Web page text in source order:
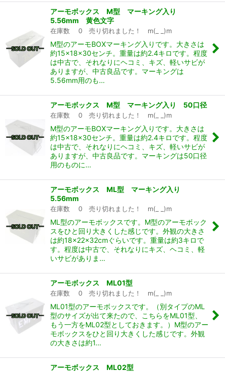
アーモボックス M型 マーキング入り
5.56mm 黄色文字
在庫数 0 売り切れました！ m(_ _)m
M型のアーモBOXマーキング入りです。大きさは
約15×18×30センチ。重量は約2.4キロです。程度
は中古で、それなりにヘコミ、キズ、軽いサビが
ありますが、中古良品です。マーキングは
5.56mm用のも…
アーモボックス M型 マーキング入り 50口径
在庫数 0 売り切れました！ m(_ _)m
M型のアーモBOXマーキング入りです。大きさは
約15×18×30センチ。重量は約2.4キロです。程度
は中古で、それなりにヘコミ、キズ、軽いサビが
ありますが、中古良品です。マーキングは50口径
用のものに…
アーモボックス ML型 マーキング入り
5.56mm
在庫数 0 売り切れました！ m(_ _)m
ML型のアーモボックスです。M型のアーモボック
スをひと回り大きくした感じです。外観の大きさ
は約18×22×32cmぐらいです。重量は約3キロで
す。程度は中古で、それなりにキズ、ヘコミ、軽
いサビがありま…
アーモボックス ML01型
在庫数 0 売り切れました！ m(_ _)m
ML01型のアーモボックスです。（別タイプのML
型のサイズが出て来たので、こちらをML01型、
もう一方をML02型としておきます。）M型のアー
モボックスをひと回り大きくした感じです。外観
の大きさは約1…
アーモボックス ML02型